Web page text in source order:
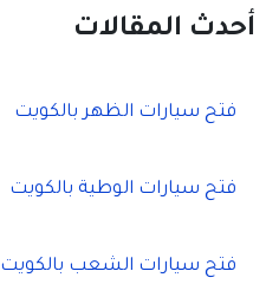
حأحدث المقالات
فتح سيارات الظهر بالكويت
فتح سيارات الوطية بالكويت
فتح سيارات الشعب بالكويت